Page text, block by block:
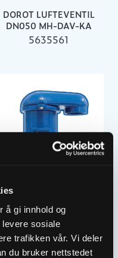
å gi innhold og
sosiale
trafikken vår. Vi deler
du bruker nettstedet
DOROT LUFTEVENTIL
DN050 MH-DAV-KA
5635561
DOROT LUFTEVENTIL
DN080 MH-DAV-KA
5635562